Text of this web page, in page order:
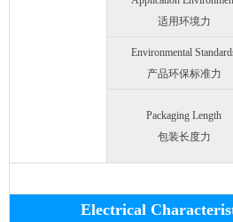
适用环境力
Environmental
产品环保标准力
Packaging Length
包装长度力
Electrical